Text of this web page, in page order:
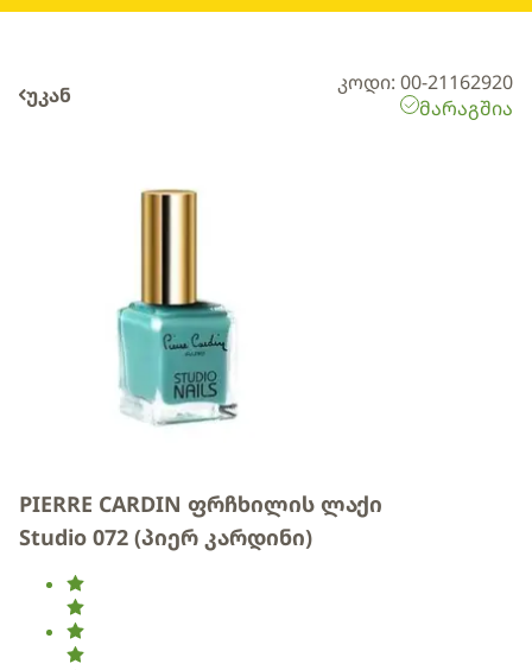
უკან
კოდი: 00-21162920
მარაგშია
PIERRE CARDIN ფრჩხილის ლაქი
Studio 072 (პიერ კარდინი)